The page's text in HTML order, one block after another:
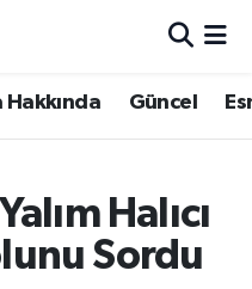
Hakkında Güncel
Halıcı
Sordu
Haritası
ve Fikstür